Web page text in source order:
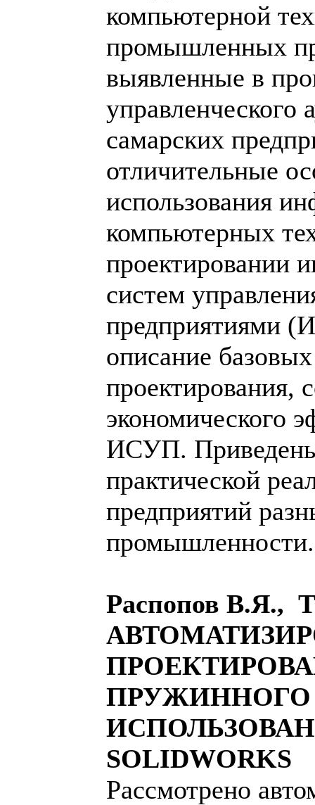
компьютерной
промышленных
выявленные в
управленческого
самарских
отличительные
использования
компьютерных
проектировании
систем
предприятиями
описание
проектирования,
экономического
ИСУП.
практической
предприятий
промышленности.
Распопов В.Я.,
ПРУЖИННОГО
SOLIDWORKS
Рассмотрено